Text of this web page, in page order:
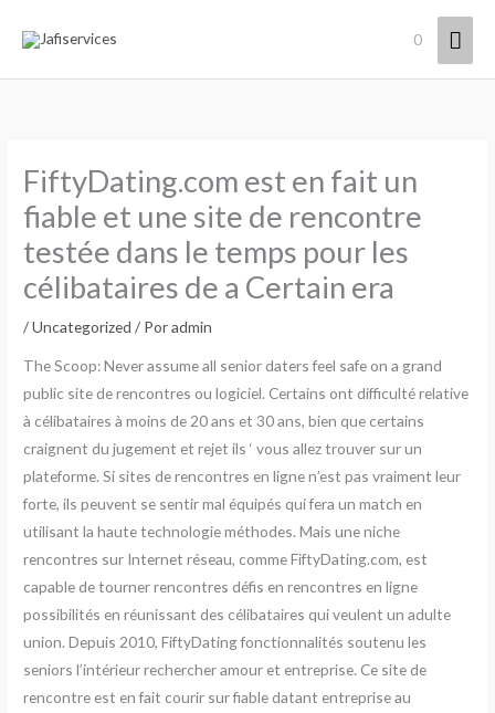
0
FiftyDating.com est en fait un
fiable et une site de rencontre
testée dans le temps pour les
célibataires de a Certain era
/Uncategorized / Poradmin
The Scoop: Never assume all senior daters feel safe on a grand
public site de rencontres ou logiciel. Certains ont difficulté relative
à célibataires à moins de 20 ans et 30 ans, bien que certains
craignent du jugement et rejet ils ‘ vous allez trouver sur un
plateforme. Si sites de rencontres en ligne n’est pas vraiment leur
forte, ils peuvent se sentir mal équipés qui fera un match en
utilisant la haute technologie méthodes. Mais une niche
rencontres sur Internet réseau, comme FiftyDating.com, est
capable de tourner rencontres défis en rencontres en ligne
possibilités en réunissant des célibataires qui veulent un adulte
union. Depuis 2010, FiftyDating fonctionnalités soutenu les
seniors l’intérieur rechercher amour et entreprise. Ce site de
rencontre est en fait courir sur fiable datant entreprise au